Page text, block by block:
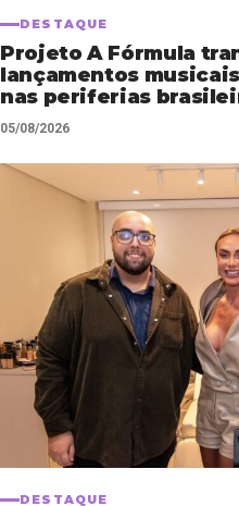
DESTAQUE
Projeto A Fórmula
lançamentos
nas periferias
05/08/2026
DESTAQUE